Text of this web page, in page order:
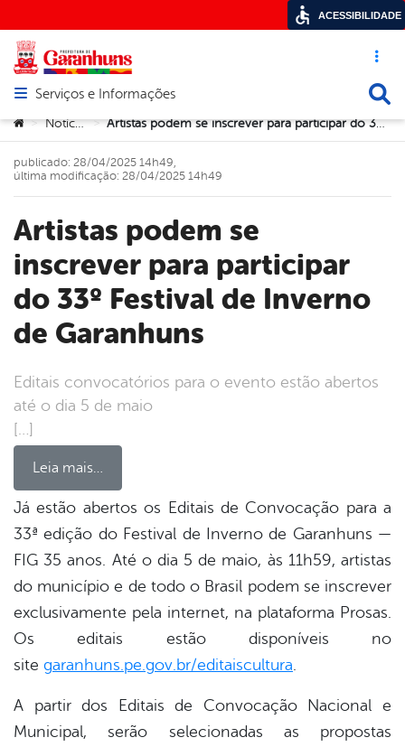
Acesso
Abrir menu principal de navegação
Serviços e Informações
Você está aqui:
> Notícias > Artistas podem se inscrever para participar do 33º Festival de Inverno de Garanhuns
Artistas podem se
inscrever para participar
do 33º Festival de Inverno
de Garanhuns
Editais convocatórios para o evento estão abertos
até o dia 5 de maio
[…]
Leia mais…
publicado: 28/04/2025 14h49,
última modificação: 28/04/2025 14h49
Já estão abertos os Editais de Convocação para a
33ª edição do Festival de Inverno de Garanhuns —
FIG 35 anos. Até o dia 5 de maio, às 11h59, artistas
do município e de todo o Brasil podem se inscrever
exclusivamente pela internet, na plataforma Prosas.
Os editais estão disponíveis no
site garanhuns.pe.gov.br/editaiscultura.
A partir dos Editais de Convocação Nacional e
Municipal, serão selecionadas as propostas
ACESSIBILIDADE